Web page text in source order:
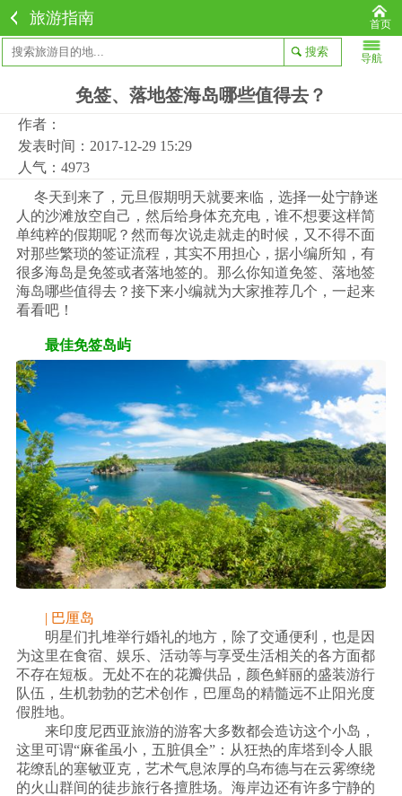
旅游指南 首页
导航
免签、落地签海岛哪些值得去？
作者：
发表时间：2017-12-29 15:29
人气：4973
冬天到来了，元旦假期明天就要来临，选择一处宁静迷
人的沙滩放空自己，然后给身体充充电，谁不想要这样简
单纯粹的假期呢？然而每次说走就走的时候，又不得不面
对那些繁琐的签证流程，其实不用担心，据小编所知，有
很多海岛是免签或者落地签的。那么你知道免签、落地签
海岛哪些值得去？接下来小编就为大家推荐几个，一起来
看看吧！
最佳免签岛屿
| 巴厘岛
明星们扎堆举行婚礼的地方，除了交通便利，也是因
为这里在食宿、娱乐、活动等与享受生活相关的各方面都
不存在短板。无处不在的花瓣供品，颜色鲜丽的盛装游行
队伍，生机勃勃的艺术创作，巴厘岛的精髓远不止阳光度
假胜地。
来印度尼西亚旅游的游客大多数都会造访这个小岛，
这里可谓“麻雀虽小，五脏俱全”：从狂热的库塔到令人眼
花缭乱的塞敏亚克，艺术气息浓厚的乌布德与在云雾缭绕
的火山群间的徒步旅行各擅胜场。海岸边还有许多宁静的